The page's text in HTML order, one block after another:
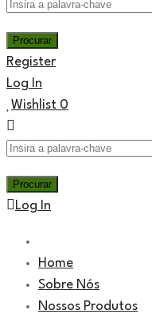
Register
Log In
Wishlist 0
Log In
Home
Sobre Nós
Nossos Produtos